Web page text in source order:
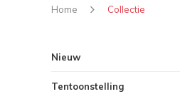
Home Collectie
Nieuw
Tentoonstelling